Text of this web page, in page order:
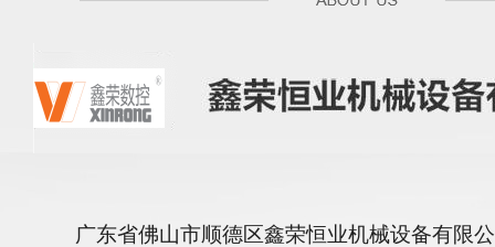
广东省佛山市顺德区鑫荣恒业机械设备有限公